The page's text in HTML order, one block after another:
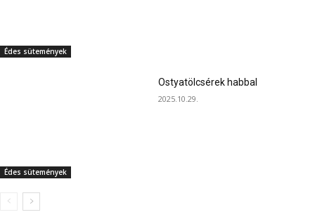
Édes sütemények
Édes sütemények
Ostyatölcsérek habbal
2025.10.29.